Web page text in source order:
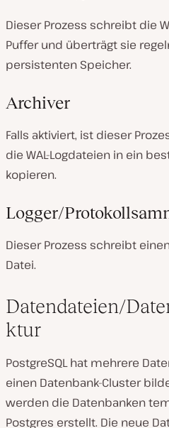
Dieser Prozess schreibt die
Puffer und überträgt sie
persistenten Speicher.
Archiver
Falls aktiviert, ist dieser
die WAL-Logdateien in ein
kopieren.
Logger/
Dieser Prozess schreibt einen
Datei.
Datendateien/
ktur
PostgreSQL hat mehrere
einen Datenbank-Cluster
werden die Datenbanken
Postgres erstellt. Die neue